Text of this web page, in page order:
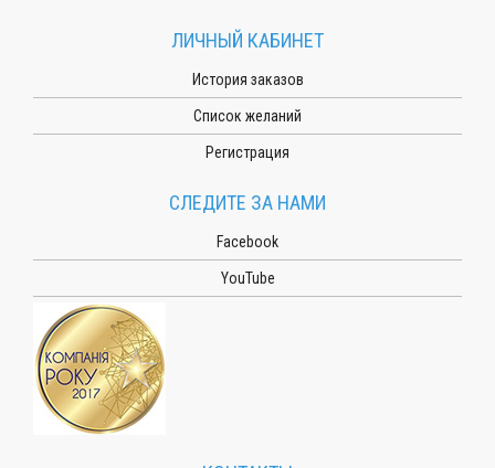
ЛИЧНЫЙ КАБИНЕТ
История заказов
Список желаний
Регистрация
СЛЕДИТЕ ЗА НАМИ
Facebook
YouTube